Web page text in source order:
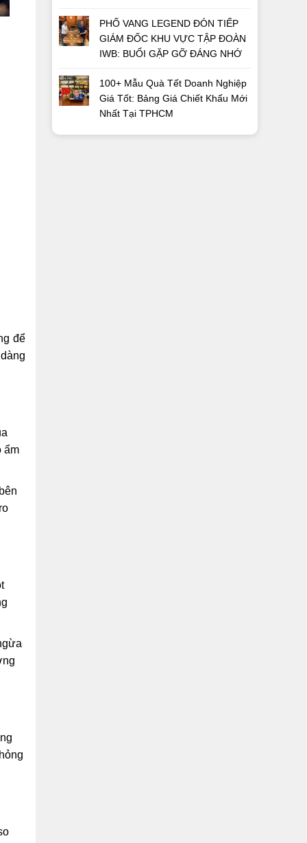
để
ẩm
PHỐ VANG LEGEND ĐÓN TIẾP
GIÁM ĐỐC KHU VỰC TẬP ĐOÀN
IWB: BUỔI GẶP GỠ ĐÁNG NHỚ
100+ Mẫu Quà Tết Doanh Nghiệp
Giá Tốt: Bảng Giá Chiết Khấu Mới
Nhất Tại TPHCM